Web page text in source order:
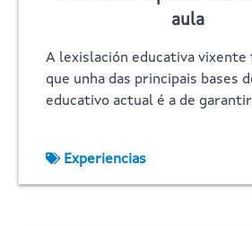
aula
A lexislación educativa vixente
que unha das principais bases
educativo actual é a de
Experiencias